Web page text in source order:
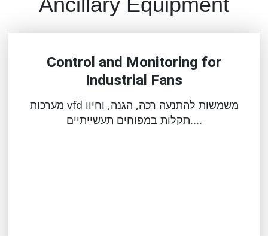
Control and Monitoring for
Industrial Fans
מערכות vfd משמשות להתנעה רכה, הגנה, וחיוו
תקלות במפוחים תעשייתיים....